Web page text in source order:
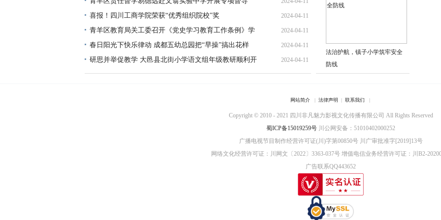
喜报！四川工商学院荣获“优秀组织院校”奖 2024-04-11
青羊区教育局关工委召开《党史学习教育工作条例》学
习动员会
2024-04-11
春日阳光下快乐律动 成都五幼总园把“早操”搞出花样 2024-04-11
研思并举促教学 大邑县北街小学语文组年级教研顺利开
展
2024-04-11
法治护航，镇子小学筑牢安全
防线
网站简介| 法律声明 | 联系我们 |
Copyright © 2010 - 2021 四川非凡魅力影视文化传播有限公司 All Rights Reserved
蜀ICP备15019259号 川公网安备：51010402000252
广播电视节目制作经营许可证(川)字第00850号 川广审批准字[2019]13号
网络文化经营许可证：川网文〔2022〕3363-037号 增值电信业务经营许可证：川B2-
广告联系QQ443652